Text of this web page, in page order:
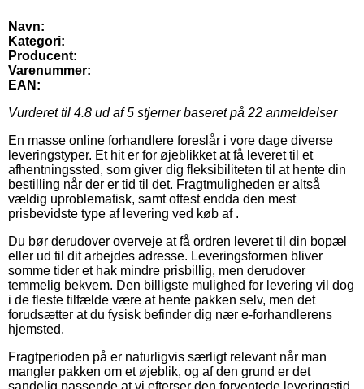
Navn:
Kategori:
Producent:
Varenummer:
EAN:
Vurderet til 4.8 ud af 5 stjerner baseret på 22 anmeldelser
En masse online forhandlere foreslår i vore dage diverse
leveringstyper. Et hit er for øjeblikket at få leveret til et
afhentningssted, som giver dig fleksibiliteten til at hente din
bestilling når der er tid til det. Fragtmuligheden er altså
vældig uproblematisk, samt oftest endda den mest
prisbevidste type af levering ved køb af .
Du bør derudover overveje at få ordren leveret til din bopæl
eller ud til dit arbejdes adresse. Leveringsformen bliver
somme tider et hak mindre prisbillig, men derudover
temmelig bekvem. Den billigste mulighed for levering vil dog
i de fleste tilfælde være at hente pakken selv, men det
forudsætter at du fysisk befinder dig nær e-forhandlerens
hjemsted.
Fragtperioden på er naturligvis særligt relevant når man
mangler pakken om et øjeblik, og af den grund er det